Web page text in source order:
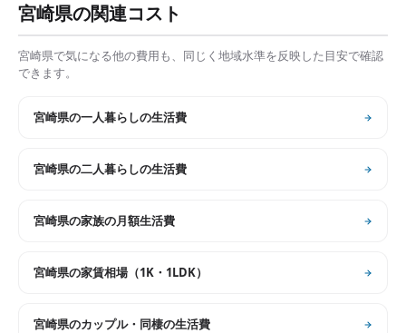
宮崎県の関連コスト
宮崎県で気になる他の費用も、同じく地域水準を反映した目安で確認
できます。
宮崎県の一人暮らしの生活費
宮崎県の二人暮らしの生活費
宮崎県の家族の月額生活費
宮崎県の家賃相場（1K・1LDK）
宮崎県のカップル・同棲の生活費